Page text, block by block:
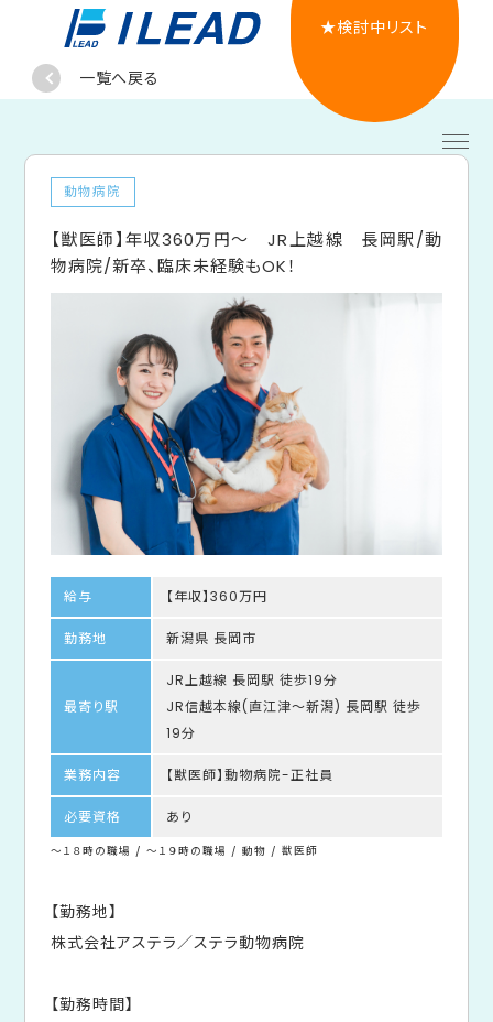
★検討中リスト
一覧へ戻る
動物病院
【獣医師】年収360万円～ JR上越線 長岡駅/動
物病院/新卒、臨床未経験もOK！
給与 【年収】360万円
勤務地 新潟県 長岡市
最寄り駅
JR上越線 長岡駅 徒歩19分
JR信越本線(直江津～新潟) 長岡駅 徒歩
19分
業務内容 【獣医師】動物病院-正社員
必要資格 あり
～１８時の職場 / ～１９時の職場 / 動物 / 獣医師
【勤務地】
株式会社アステラ／ステラ動物病院
【勤務時間】